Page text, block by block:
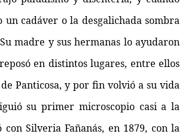
un cadáver o la desgalichada sombra
madre y sus hermanas lo ayudaron
en distintos lugares, entre ellos
Panticosa, y por fin volvió a su vida
su primer microscopio casi a la
con Silveria Fañanás, en 1879, con la